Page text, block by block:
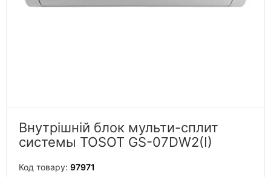
Внутрішній блок мульти-сплит
системы TOSOT GS-07DW2(I)
Код товару: 97971